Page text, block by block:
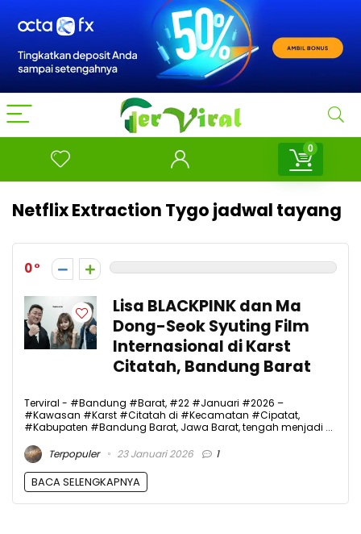
0
Netflix Extraction Tygo jadwal tayang
0
Lisa BLACKPINK dan Ma
Dong-Seok Syuting Film
Internasional di Karst
Citatah, Bandung Barat
Terviral - #Bandung #Barat, #22 #Januari #2026 –
#Kawasan #Karst #Citatah di #Kecamatan #Cipatat,
#Kabupaten #Bandung Barat, Jawa Barat, tengah menjadi ...
Terpopuler
23 Januari 2026 1
BACA SELENGKAPNYA